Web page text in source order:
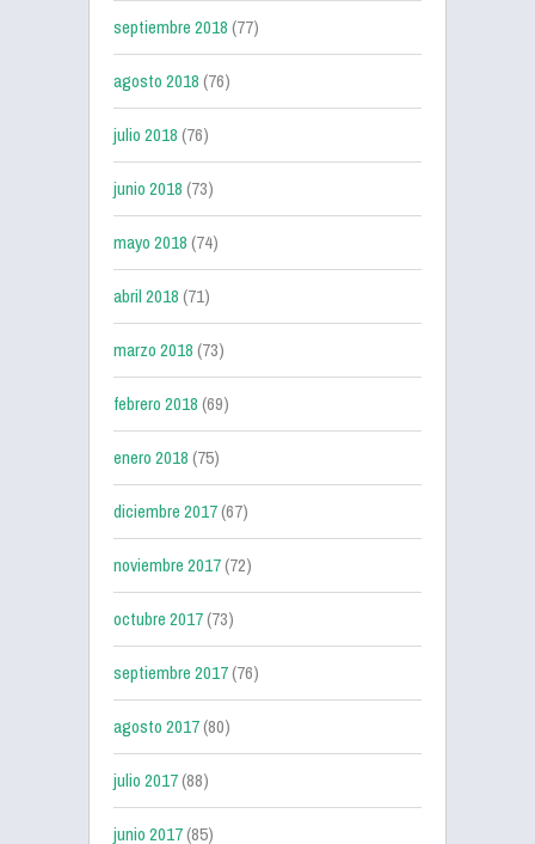
septiembre 2018(77)
agosto 2018(76)
julio 2018(76)
junio 2018(73)
mayo 2018(74)
abril 2018(71)
marzo 2018(73)
febrero 2018(69)
enero 2018(75)
diciembre 2017(67)
noviembre 2017(72)
octubre 2017(73)
septiembre 2017(76)
agosto 2017(80)
julio 2017(88)
junio 2017(85)